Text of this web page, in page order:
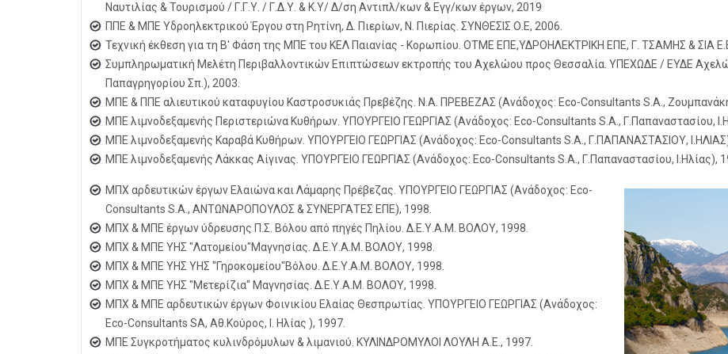
Ναυτιλίας & Τουρισμού / Γ.Γ.Υ. / Γ.Δ.Υ. & Κ.Υ/ Δ/ση Αντιπλ/κων & Εγγ/κων έργων, 2019
ΠΠΕ & ΜΠΕ Υδροηλεκτρικού Έργου στη Ρητίνη, Δ. Πιερίων, Ν. Πιερίας. ΣΥΝΘΕΣΙΣ Ο.Ε, 2006.
Τεχνική έκθεση για τη Β' Φάση της ΜΠΕ του ΚΕΛ Παιανίας - Κορωπίου. ΟΤΜΕ ΕΠΕ,ΥΔΡΟΗΛΕΚΤΡΙΚΗ ΕΠΕ, Γ. ΤΣΑΜΗΣ & ΣΙΑ
Συμπληρωματική Μελέτη Περιβαλλοντικών Επιπτώσεων εκτροπής του Αχελώου προς Θεσσαλία. ΥΠΕΧΩΔΕ / ΕΥΔΕ
Παπαγρηγορίου Σπ.), 2003.
ΜΠΕ & ΠΠΕ αλιευτικού καταφυγίου Καστροσυκιάς Πρεβέζης. Ν.Α. ΠΡΕΒΕΖΑΣ (Ανάδοχος: Eco-Consultants S.A.,
ΜΠΕ λιμνοδεξαμενής Περιστεριώνα Κυθήρων. ΥΠΟΥΡΓΕΙΟ ΓΕΩΡΓΙΑΣ (Ανάδοχος: Eco-Consultants S.A., Γ.Παπαναστασίου,
ΜΠΕ λιμνοδεξαμενής Καραβά Κυθήρων. ΥΠΟΥΡΓΕΙΟ ΓΕΩΡΓΙΑΣ (Ανάδοχος: Eco-Consultants S.A., Γ.ΠΑΠΑΝΑΣΤΑΣΙΟΥ,
ΜΠΕ λιμνοδεξαμενής Λάκκας Αίγινας. ΥΠΟΥΡΓΕΙΟ ΓΕΩΡΓΙΑΣ (Ανάδοχος: Eco-Consultants S.A., Γ.Παπαναστασίου, Ι.Ηλίας),
ΜΠΧ αρδευτικών έργων Ελαιώνα και Λάμαρης Πρέβεζας. ΥΠΟΥΡΓΕΙΟ ΓΕΩΡΓΙΑΣ (Ανάδοχος: Eco-
Consultants S.A., ΑΝΤΩΝΑΡΟΠΟΥΛΟΣ & ΣΥΝΕΡΓΑΤΕΣ ΕΠΕ), 1998.
ΜΠΧ & ΜΠΕ έργων ύδρευσης Π.Σ. Βόλου από πηγές Πηλίου. Δ.Ε.Υ.Α.Μ. ΒΟΛΟΥ, 1998.
ΜΠΧ & ΜΠΕ ΥΗΣ "Λατομείου"Μαγνησίας. Δ.Ε.Υ.Α.Μ. ΒΟΛΟΥ, 1998.
ΜΠΧ & ΜΠΕ ΥΗΣ ΥΗΣ "Γηροκομείου"Βόλου. Δ.Ε.Υ.Α.Μ. ΒΟΛΟΥ, 1998.
ΜΠΧ & ΜΠΕ ΥΗΣ "Μετερίζια" Μαγνησίας. Δ.Ε.Υ.Α.Μ. ΒΟΛΟΥ, 1998.
ΜΠΧ & ΜΠΕ αρδευτικών έργων Φοινικίου Ελαίας Θεσπρωτίας. ΥΠΟΥΡΓΕΙΟ ΓΕΩΡΓΙΑΣ (Ανάδοχος:
Eco-Consultants SA, Αθ.Κούρος, Ι. Ηλίας ), 1997.
ΜΠΕ Συγκροτήματος κυλινδρόμυλων & λιμανιού. ΚΥΛΙΝΔΡΟΜΥΛΟΙ ΛΟΥΛΗ Α.Ε., 1997.